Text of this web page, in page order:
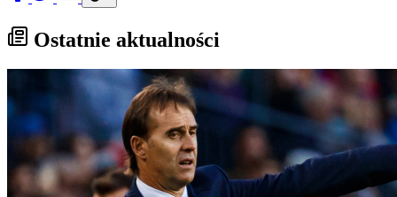
Ostatnie aktualności